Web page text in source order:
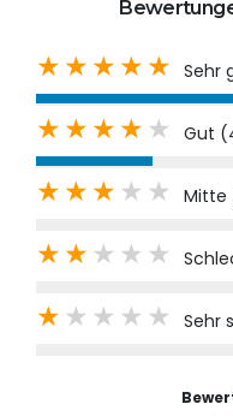
Sehr
Gut (
Mitte
Sehr